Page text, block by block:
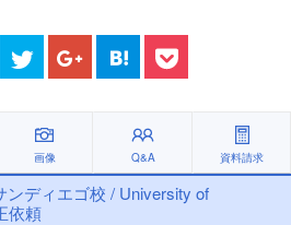
画像 Q&A 資料請求
ンディエゴ校 / University of
依頼